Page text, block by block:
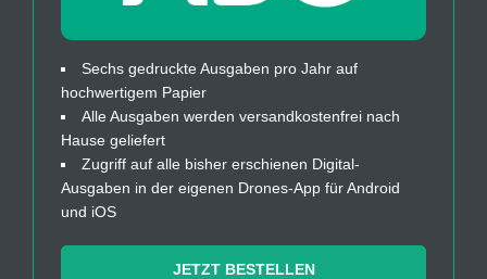
Sechs gedruckte Ausgaben pro Jahr auf
hochwertigem Papier
Alle Ausgaben werden versandkostenfrei nach
Hause geliefert
Zugriff auf alle bisher erschienen Digital-
Ausgaben in der eigenen Drones-App für Android
und iOS
JETZT BESTELLEN